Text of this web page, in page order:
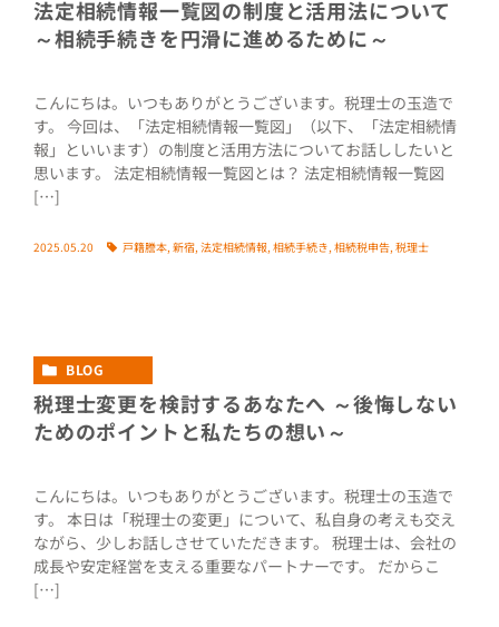
法定相続情報一覧図の制度と活用法について
～相続手続きを円滑に進めるために～
こんにちは。いつもありがとうございます。税理士の玉造で
す。 今回は、「法定相続情報一覧図」（以下、「法定相続情
報」といいます）の制度と活用方法についてお話ししたいと
思います。 法定相続情報一覧図とは？ 法定相続情報一覧図
[…]
2025.05.20 戸籍謄本,新宿,法定相続情報,相続手続き,相続税申告,税理士
BLOG
税理士変更を検討するあなたへ ～後悔しない
ためのポイントと私たちの想い～
こんにちは。いつもありがとうございます。税理士の玉造で
す。 本日は「税理士の変更」について、私自身の考えも交え
ながら、少しお話しさせていただきます。 税理士は、会社の
成長や安定経営を支える重要なパートナーです。 だからこ
[…]